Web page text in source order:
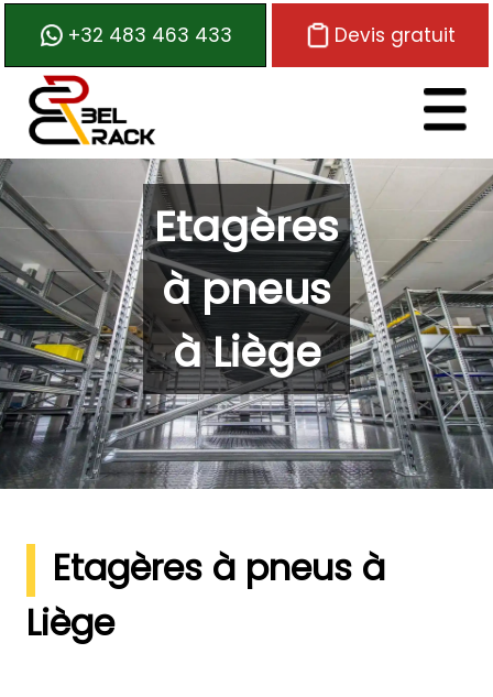
+32 483 463 433 Devis gratuit
Logo de Belrack
Etagères
à pneus
à Liège
Etagères à pneus à
Liège